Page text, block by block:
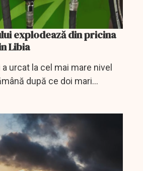
explodează din pricina
Libia
urcat la cel mai mare nivel
după ce doi mari
au început să-și închidă